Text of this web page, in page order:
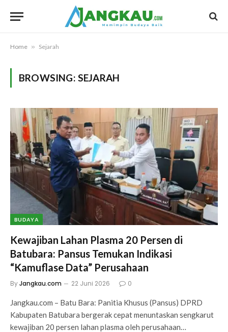
Home » Sejarah
BROWSING: SEJARAH
BUDAYA
Kewajiban Lahan Plasma 20 Persen di
Batubara: Pansus Temukan Indikasi
“Kamuflase Data” Perusahaan
ByJangkau.com 22 Juni 2026 0
Jangkau.com – Batu Bara: Panitia Khusus (Pansus) DPRD
Kabupaten Batubara bergerak cepat menuntaskan sengkarut
kewajiban 20 persen lahan plasma oleh perusahaan…